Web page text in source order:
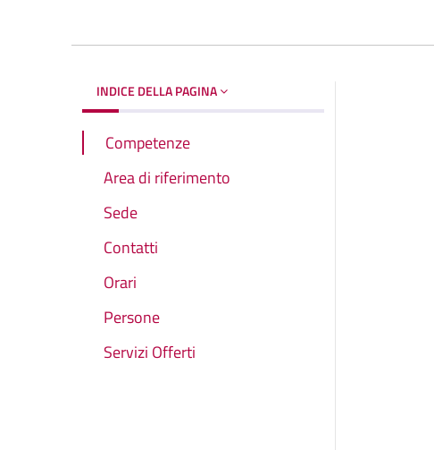
INDICE DELLA PAGINA
Competenze
Area di riferimento
Sede
Contatti
Orari
Persone
Servizi Offerti